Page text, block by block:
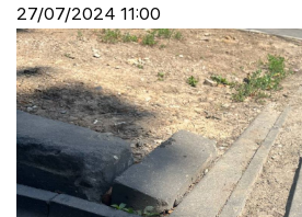
27/07/2024 11:00